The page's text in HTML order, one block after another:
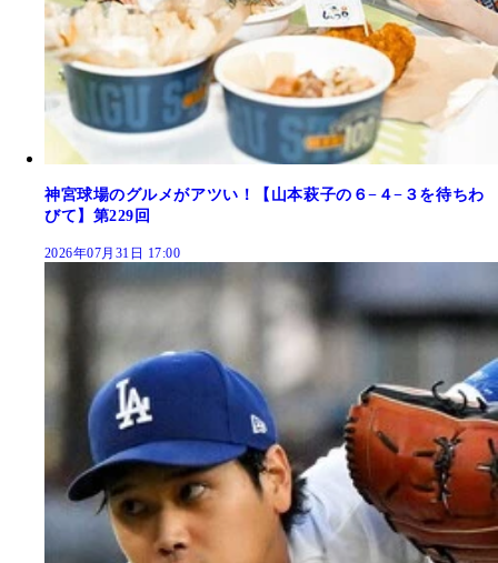
神宮球場のグルメがアツい！【山本萩子の６−４−３を待ちわ
びて】第229回
2026年07月31日 17:00